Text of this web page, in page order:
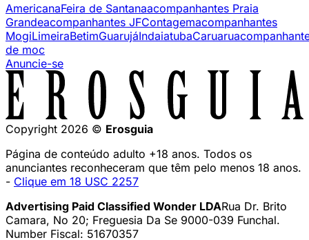
AmericanaFeira de Santanaacompanhantes Praia
Grandeacompanhantes JFContagemacompanhantes
MogiLimeiraBetimGuarujáIndaiatubaCaruaru
de moc
Anuncie-se
Copyright 2026 © Erosguia
Página de conteúdo adulto +18 anos. Todos os
anunciantes reconheceram que têm pelo menos 18 anos.
- Clique em 18 USC 2257
Advertising Paid Classified Wonder LDARua Dr. Brito
Camara, No 20; Freguesia Da Se 9000-039 Funchal.
Number Fiscal: 51670357